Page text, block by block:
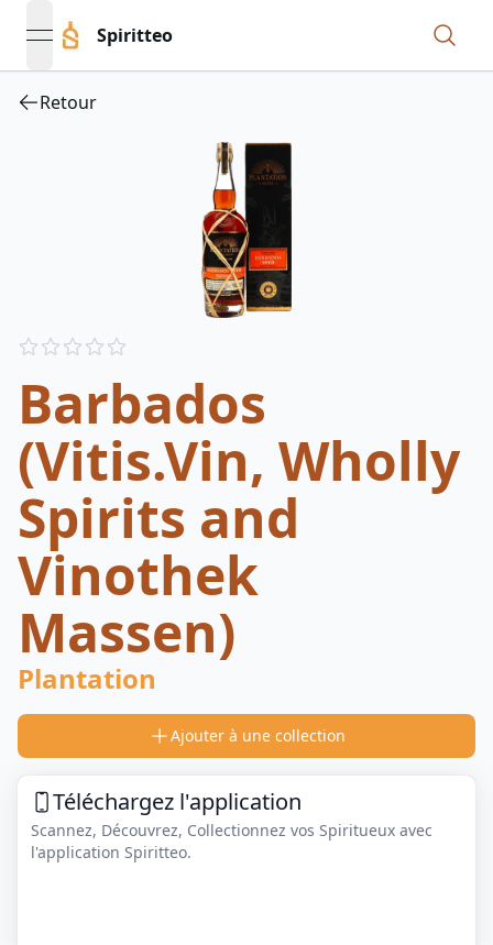
open navigation menu
Spiritteo
Retour
Reviews
Barbados
(Vitis.Vin, Wholly
Spirits and
Vinothek
Massen)
Plantation
Ajouter à une collection
Téléchargez l'application
Scannez, Découvrez, Collectionnez vos Spiritueux avec
l'application Spiritteo.